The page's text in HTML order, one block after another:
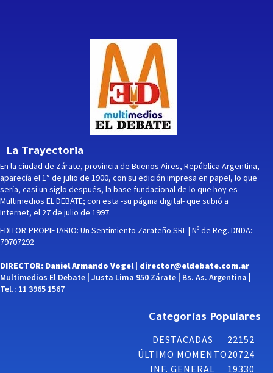
La Trayectoria
En la ciudad de Zárate, provincia de Buenos Aires, República Argentina,
aparecía el 1° de julio de 1900, con su edición impresa en papel, lo que
sería, casi un siglo después, la base fundacional de lo que hoy es
Multimedios EL DEBATE; con esta -su página digital- que subió a
Internet, el 27 de julio de 1997.
EDITOR-PROPIETARIO: Un Sentimiento Zarateño SRL | Nº de Reg. DNDA:
79707292
DIRECTOR: Daniel Armando Vogel | director@eldebate.com.ar
Multimedios El Debate | Justa Lima 950 Zárate | Bs. As. Argentina |
Tel.: 11 3965 1567
Categorías Populares
DESTACADAS
22152
ÚLTIMO MOMENTO20724
INF. GENERAL
19330